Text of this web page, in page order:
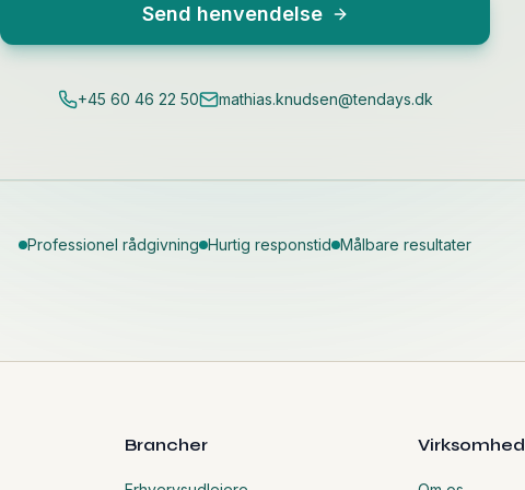
Send henvendelse
+45 60 46 22 50 mathias.knudsen@tendays.dk
Professionel rådgivning Hurtig responstid Målbare resultater
Brancher Virksomhed